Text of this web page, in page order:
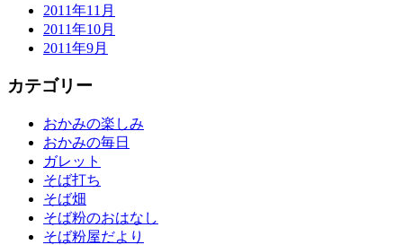
2011年11月
2011年10月
2011年9月
カテゴリー
おかみの楽しみ
おかみの毎日
ガレット
そば打ち
そば畑
そば粉のおはなし
そば粉屋だより